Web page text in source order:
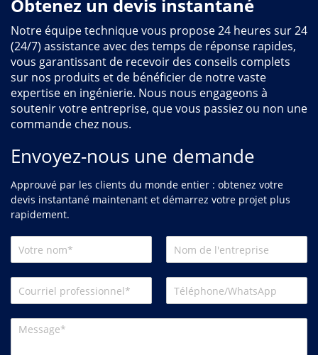
Obtenez un devis instantané
Notre équipe technique vous propose 24 heures sur 24
(24/7) assistance avec des temps de réponse rapides,
vous garantissant de recevoir des conseils complets
sur nos produits et de bénéficier de notre vaste
expertise en ingénierie. Nous nous engageons à
soutenir votre entreprise, que vous passiez ou non une
commande chez nous.
Envoyez-nous une demande
Approuvé par les clients du monde entier : obtenez votre
devis instantané maintenant et démarrez votre projet plus
rapidement.